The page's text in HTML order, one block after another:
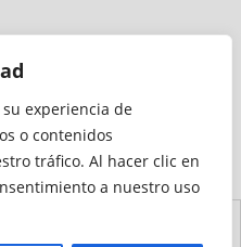
experiencia de
o contenidos
tráfico. Al hacer clic en
a nuestro uso